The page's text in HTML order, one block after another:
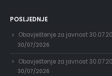
POSLJEDNJE
Obavještenje za javnost
30/07/2026
Obavještenje za javnost
30/07/2026